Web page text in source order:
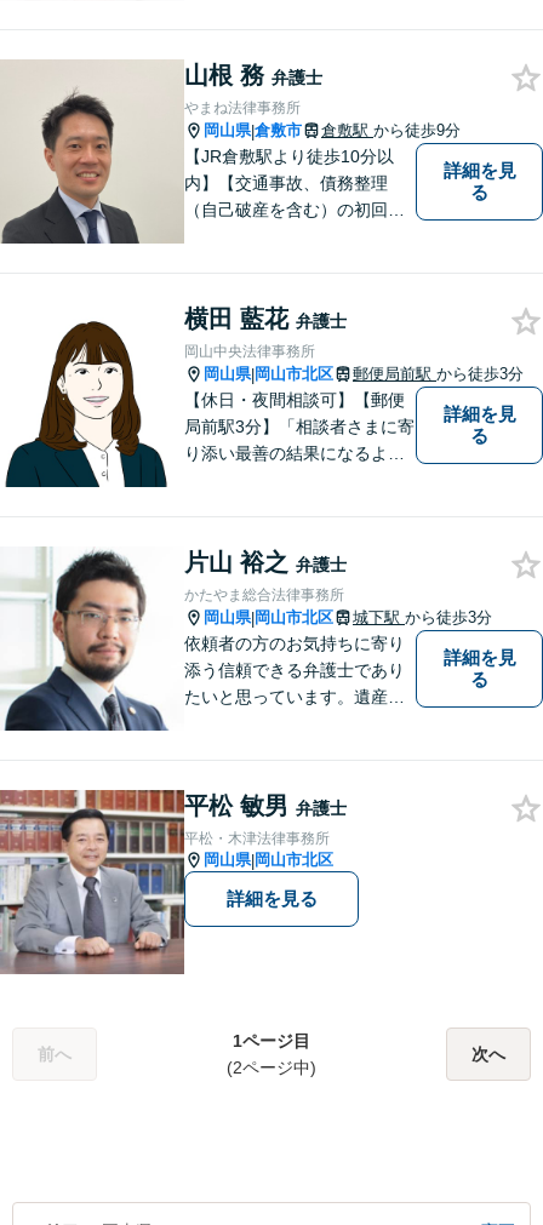
少しでも解決されますよう，
誠心誠意努力いたす所存で
す。皆様方のご来所をお待ち
しております。
山根 務 弁護士
やまね法律事務所
岡山県|倉敷市 倉敷駅 から徒歩9分
【JR倉敷駅より徒歩10分以
内】【交通事故、債務整理
（自己破産を含む）の初回相
詳細を見
る
横田 藍花 弁護士
岡山中央法律事務所
岡山県|岡山市北区 郵便局前駅 から徒歩3分
【休日・夜間相談可】【郵便
局前駅3分】「相談者さまに寄
り添い最善の結果になるよう
よる不当な取り調べや身体拘
束から、依頼者さまの利益を
守ります【完全個室相談】
詳細を見
る
片山 裕之 弁護士
かたやま総合法律事務所
岡山県|岡山市北区 城下駅 から徒歩3分
依頼者の方のお気持ちに寄り
添う信頼できる弁護士であり
たいと思っています。遺産分
にご相談ください。
詳細を見
る
平松 敏男 弁護士
平松・木津法律事務所
岡山県|岡山市北区
詳細を見る
前へ
1ページ目
(2ページ中)
次へ